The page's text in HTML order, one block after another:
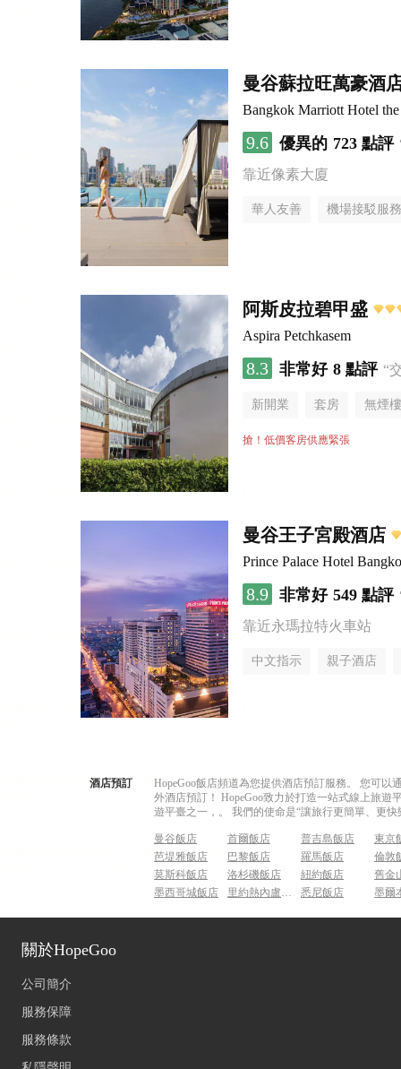
曼谷蘇拉旺萬豪酒
Bangkok Marriott Hotel the
9.6 優異的 723 點評
靠近像素大廈
華人友善 機場接駁服務
阿斯皮拉碧甲盛
Aspira Petchkasem
8.3 非常好 8 點評 “
新開業 套房 無煙
搶！低價客房供應緊張
曼谷王子宮殿酒店
Prince Palace Hotel
8.9 非常好 549 點評
靠近永瑪拉特火車站
中文指示 親子酒店
酒店預訂
HopeGoo飯店頻道為您提供酒店預訂服務。 您可
外酒店預訂！ HopeGoo致力於打造一站式線上旅
遊平臺之一，。 我們的使命是“讓旅行更簡單、更
曼谷飯店 首爾飯店 普吉島飯店
東京
芭堤雅飯店
巴黎飯店 羅馬飯店
倫敦
莫斯科飯店
洛杉磯飯店 紐約飯店
舊金
墨西哥城飯店
里約熱內盧飯店 悉尼飯店 墨爾
關於HopeGoo
公司簡介
服務保障
服務條款